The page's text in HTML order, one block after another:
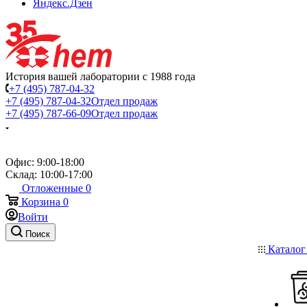
Яндекс.Дзен
История вашей лаборатории с 1988 года
+7 (495) 787-04-32
+7 (495) 787-04-32Отдел продаж
+7 (495) 787-66-09Отдел продаж
Офис: 9:00-18:00
Склад: 10:00-17:00
Отложенные 0
Корзина 0
Войти
Поиск